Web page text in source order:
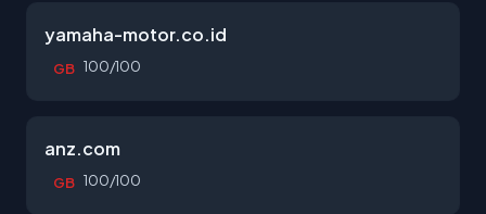
yamaha-motor.co.id
GB 100/100
anz.com
GB 100/100